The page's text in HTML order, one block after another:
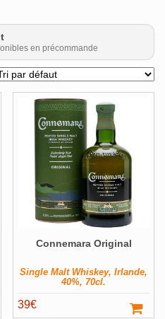
Voir ▼
Voir ▼
Voir ▼
en précommande
Connemara Original
Single Malt Whiskey, Irlande,
40%, 70cl.
39€